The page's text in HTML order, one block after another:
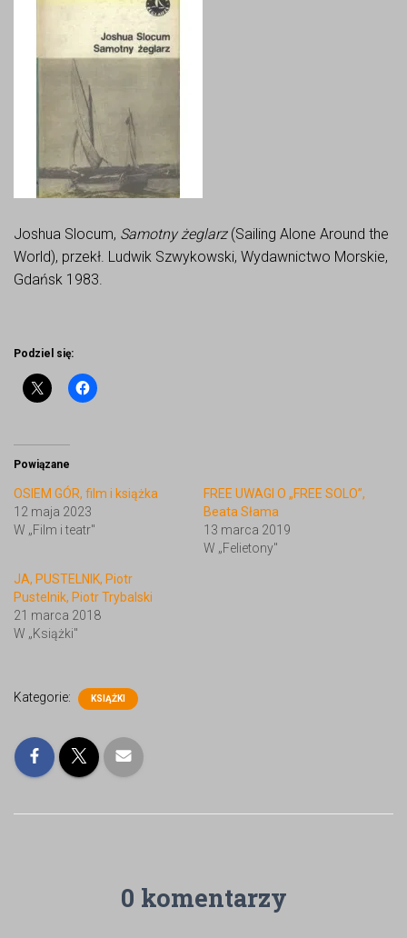
Joshua Slocum, Samotny żeglarz(Sailing Alone Around the
World), przekł. Ludwik Szwykowski, Wydawnictwo Morskie,
Gdańsk 1983.
Podziel się:
Powiązane
OSIEM GÓR, film i książka
12 maja 2023
W „Film i teatr"
FREE UWAGI O „FREE SOLO”,
Beata Słama
13 marca 2019
W „Felietony"
JA, PUSTELNIK, Piotr
Pustelnik, Piotr Trybalski
21 marca 2018
W „Książki"
Kategorie: KSIĄŻKI
0 komentarzy